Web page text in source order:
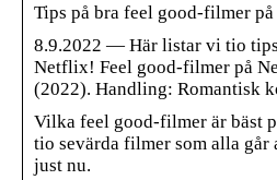
Tips på bra feel good-filmer
8.9.2022 — Här listar vi tio
Netflix! Feel good-filmer på
(2022). Handling: Romantisk
Vilka feel good-filmer är bäst
tio sevärda filmer som alla går
just nu.